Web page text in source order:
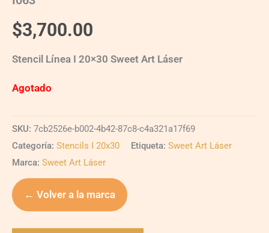
$3,700.00
Stencil Línea I 20×30 Sweet Art Láser
Agotado
SKU: 7cb2526e-b002-4b42-87c8-c4a321a17f69
Categoría: Stencils I 20x30 Etiqueta: Sweet Art Láser
Marca: Sweet Art Láser
← Volver a la marca